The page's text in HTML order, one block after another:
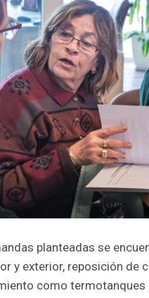
planteadas se
y exterior, reposición de
como termotanques